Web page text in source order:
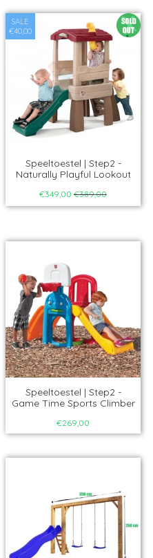
SALE
€40,00
Speeltoestel | Step2 -
Naturally Playful Lookout
€349,00 €389,00
Speeltoestel | Step2 -
Game Time Sports Climber
€269,00